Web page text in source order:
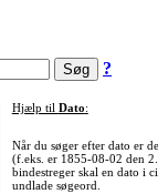
?
Hjælp til Dato:
Når du søger efter dato er
(f.eks. er 1855-08-02 den
bindestreger skal en dato i
undlade søgeord.